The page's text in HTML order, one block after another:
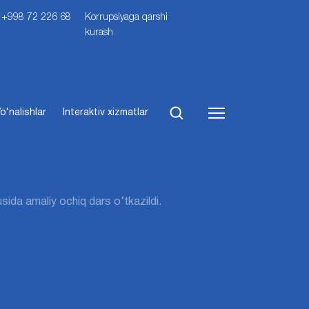
+998 72 226 68
Korrupsiyaga qarshi
kurash
Interaktiv xizmatlar
amaliy ochiq dars o‘tkazildi.